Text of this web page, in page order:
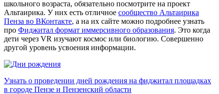
школьного возраста, обязательно посмотрите на проект
Альтаирика. У них есть отличное сообщество Альтаирика
Пенза во ВКонтакте, а на их сайте можно подробнее узнать
про Фиджитал формат иммерсивного образования. Это когда
дети через VR изучают космос или биологию. Совершенно
другой уровень усвоения информации.
Узнать о проведении дней рождения на фиджитал площадках
в городе Пензе и Пензенский области